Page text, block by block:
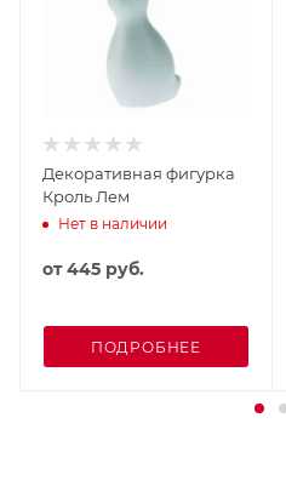
Декоративная фигурка
Кроль Лем
Нет в наличии
от445 руб.
ПОДРОБНЕЕ